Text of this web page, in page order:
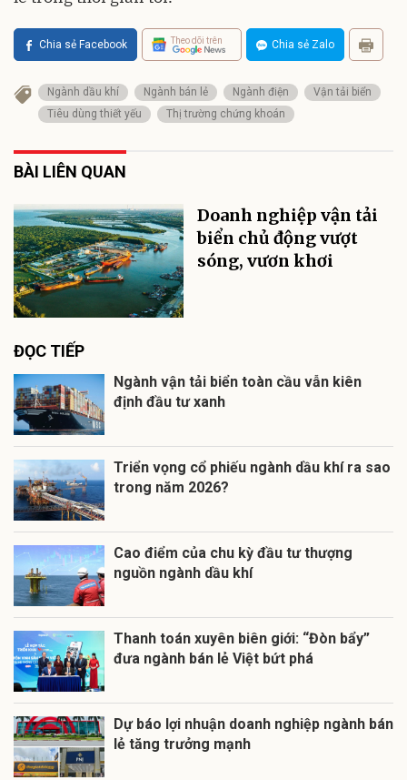
Chia sẻ Facebook Theo dõi trên Chia sẻ Zalo
Ngành dầu khí Ngành bán lẻ Ngành điện
Vận tải biển
Tiêu dùng thiết yếu
Thị trường chứng khoán
BÀI LIÊN QUAN
Doanh nghiệp vận tải
biển chủ động vượt
sóng, vươn khơi
ĐỌC TIẾP
Ngành vận tải biển toàn cầu vẫn kiên
định đầu tư xanh
Triển vọng cổ phiếu ngành dầu khí ra sao
trong năm 2026?
Cao điểm của chu kỳ đầu tư thượng
nguồn ngành dầu khí
Thanh toán xuyên biên giới: “Đòn bẩy”
đưa ngành bán lẻ Việt bứt phá
Dự báo lợi nhuận doanh nghiệp ngành bán
lẻ tăng trưởng mạnh